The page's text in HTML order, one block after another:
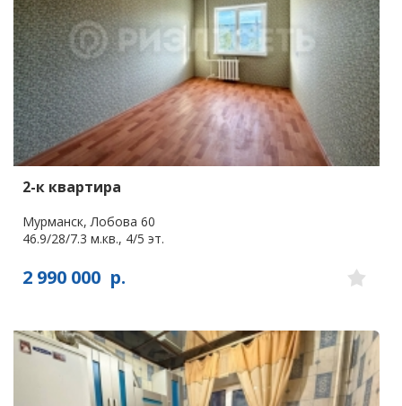
2-к квартира
Мурманск, Лобова 60
46.9/28/7.3 м.кв., 4/5 эт.
2 990 000 р.